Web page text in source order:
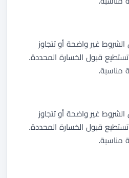
غير واضحة أو تتجاوز
تستطيع قبول الخسارة المحددة.
غير واضحة أو تتجاوز
تستطيع قبول الخسارة المحددة.